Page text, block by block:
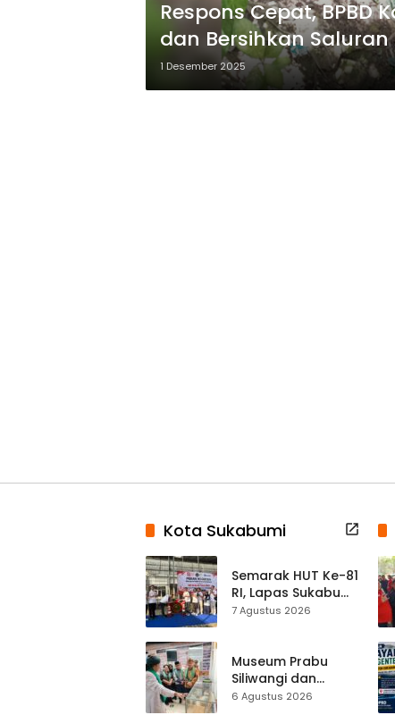
Respons Cepat, BPBD
dan Bersihkan Saluran
1 Desember 2025
Kota Sukabumi
Semarak HUT Ke-81
RI, Lapas Sukabumi
Resmi Gelar Pekan
7 Agustus 2026
Museum Prabu
Siliwangi dan
Museum Keramik
6 Agustus 2026